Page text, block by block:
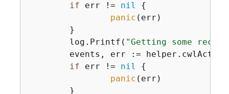
if err != nil
{
panic (err)
	log.Printf(
"Getting some
events, err :=
if err != nil
{
panic (err)